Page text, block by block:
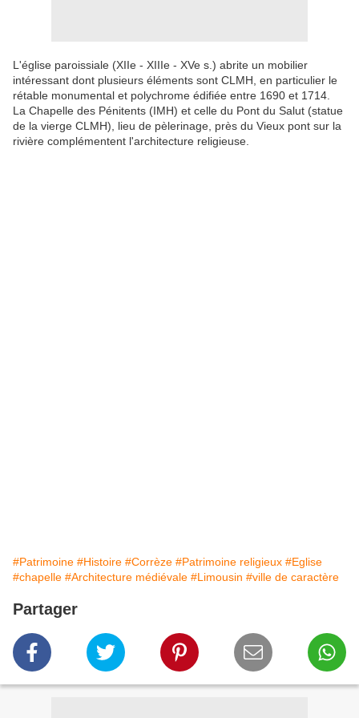
L'église paroissiale (XIIe - XIIIe - XVe s.) abrite un mobilier
intéressant dont plusieurs éléments sont CLMH, en particulier le
rétable monumental et polychrome édifiée entre 1690 et 1714.
La Chapelle des Pénitents (IMH) et celle du Pont du Salut (statue
de la vierge CLMH), lieu de pèlerinage, près du Vieux pont sur la
rivière complémentent l'architecture religieuse.
#Patrimoine #Histoire #Corrèze #Patrimoine religieux #Eglise
#chapelle #Architecture médiévale #Limousin #ville de caractère
Partager